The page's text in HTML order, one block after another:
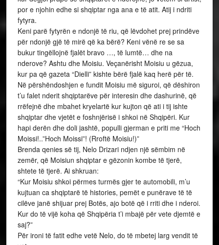
por e njohin edhe si shqiptar nga ana e të atit. Atij i ndriti
fytyra.
Keni parë fytyrën e ndonjë të riu, që lëvdohet prej prindëve
për ndonjë gjë të mirë që ka bërë? Keni vënë re se sa
bukur tingëllojnë fjalët bravo …, të lumtë… dhe na
nderove? Ashtu dhe Moisiu. Veçanërisht Moisiu u gëzua,
kur pa që gazeta “Dielli” kishte bërë fjalë kaq herë për të.
Në përshëndoshjen e fundit Moisiu më siguroi, që dëshiron
t’u falet nderit shqiptarëve për interesin dhe dashurinë, që
rrëfejnë dhe mbahet kryelartë kur kujton që ati i tij ishte
shqiptar dhe vjetët e foshnjërisë i shkoi në Shqipëri. Kur
hapi derën dhe doli jashtë, populli gjerman e priti me “Hoch
Moissi!..”Hoch Moissi”! (Rroftë Moisiu!)”
Brenda qenies së tij, Nelo Drizari ndjen një sëmbim në
zemër, që Moisiun shqiptar e gëzonin kombe të tjerë,
shtete të tjerë. Ai shkruan:
“Kur Moisiu shkoi përmes turmës gjer te automobili, m’u
kujtuan ca shqiptarë të histories, pemët e punërave të të
cilëve janë shijuar prej Botës, ajo botë që i rriti dhe i nderoi.
Kur do të vijë koha që Shqipëria t’i mbajë për vete djemtë e
saj?”
Për ironi të fatit edhe vetë Nelo, do të mbetej larg vendit të